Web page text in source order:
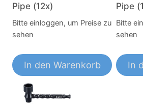
Pipe (12x)
Bitte einloggen, um Preise zu
sehen
In den Warenkorb
Pipe
Bitte
sehen
In